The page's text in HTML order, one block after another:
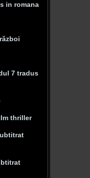
in romana
7 tradus
thriller